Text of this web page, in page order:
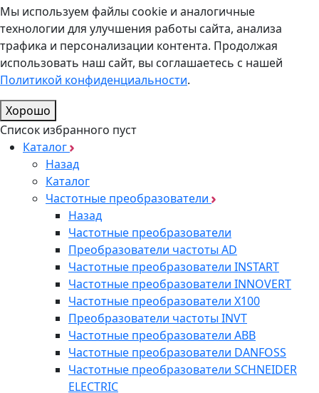
Мы используем файлы cookie и аналогичные
технологии для улучшения работы сайта, анализа
трафика и персонализации контента. Продолжая
использовать наш сайт, вы соглашаетесь с нашей
Политикой конфиденциальности.
Хорошо
Список избранного пуст
Каталог
Назад
Каталог
Частотные преобразователи
Назад
Частотные преобразователи
Преобразователи частоты AD
Частотные преобразователи INSTART
Частотные преобразователи INNOVERT
Частотные преобразователи Х100
Преобразователи частоты INVT
Частотные преобразователи ABB
Частотные преобразователи DANFOSS
Частотные преобразователи SCHNEIDER
ELECTRIC